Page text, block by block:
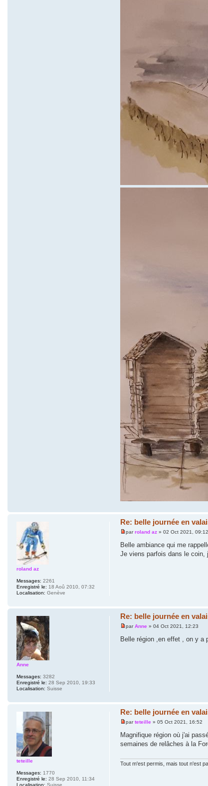
Re: belle journée en
parroland az» 02 Oct 2021, 09:12
Belle ambiance qui me
Je viens parfois dans le coin,
roland az
Messages: 2261
Enregistré le: 18 Aoû 2010, 07:32
Localisation: Genève
Re: belle journée en
parAnne» 04 Oct 2021, 12:23
Belle région ,en effet , on y a
Anne
Messages: 3282
Enregistré le: 28 Sep 2010, 19:33
Localisation: Suisse
Re: belle journée en
parteteille» 05 Oct 2021, 16:52
Magnifique région où j'ai
semaines de relâches à la
Tout m'est permis, mais tout n'est
teteille
Messages: 1770
Enregistré le: 28 Sep 2010, 11:34
Localisation: Suisse